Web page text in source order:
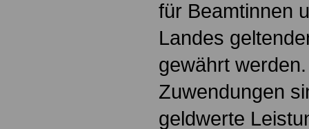
für Beamtinnen
Landes
gewährt
Zuwendungen
geldwerte